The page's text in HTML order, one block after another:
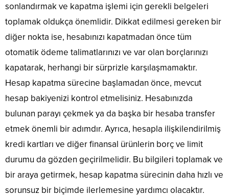
sonlandırmak ve kapatma işlemi için gerekli belgeleri
toplamak oldukça önemlidir. Dikkat edilmesi gereken bir
diğer nokta ise, hesabınızı kapatmadan önce tüm
otomatik ödeme talimatlarınızı ve var olan borçlarınızı
kapatarak, herhangi bir sürprizle karşılaşmamaktır.
Hesap kapatma sürecine başlamadan önce, mevcut
hesap bakiyenizi kontrol etmelisiniz. Hesabınızda
bulunan parayı çekmek ya da başka bir hesaba transfer
etmek önemli bir adımdır. Ayrıca, hesapla ilişkilendirilmiş
kredi kartları ve diğer finansal ürünlerin borç ve limit
durumu da gözden geçirilmelidir. Bu bilgileri toplamak ve
bir araya getirmek, hesap kapatma sürecinin daha hızlı ve
sorunsuz bir biçimde ilerlemesine yardımcı olacaktır.